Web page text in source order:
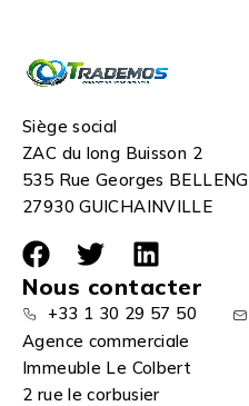
Siège social
ZAC du long Buisson 2
535 Rue Georges
27930 GUICHAINVILLE
Nous contacter
+33 1 30 29 57 50
Agence commerciale
Immeuble Le Colbert
2 rue le corbusier